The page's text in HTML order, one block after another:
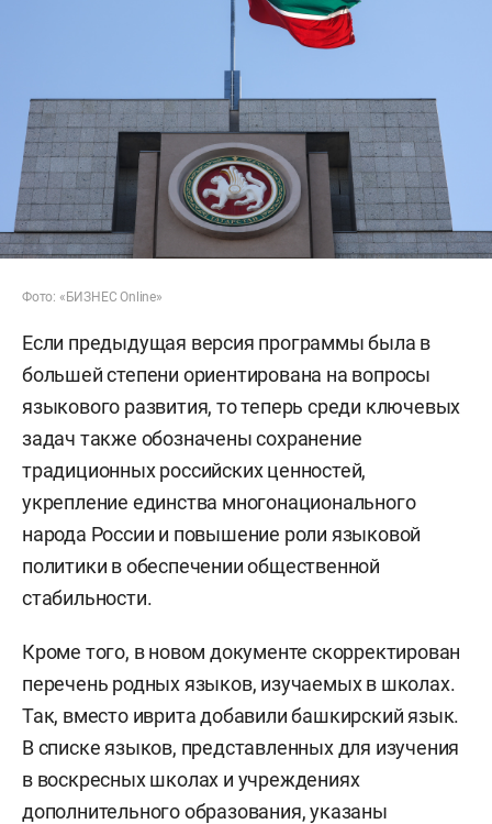
Фото: «БИЗНЕС Online»
Если предыдущая версия программы была в
большей степени ориентирована на вопросы
языкового развития, то теперь среди ключевых
задач также обозначены сохранение
традиционных российских ценностей,
укрепление единства многонационального
народа России и повышение роли языковой
политики в обеспечении общественной
стабильности.
Кроме того, в новом документе скорректирован
перечень родных языков, изучаемых в школах.
Так, вместо иврита добавили башкирский язык.
В списке языков, представленных для изучения
в воскресных школах и учреждениях
дополнительного образования, указаны